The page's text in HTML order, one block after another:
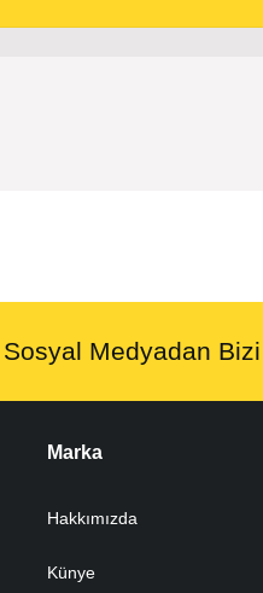
Sosyal Medyadan
Marka
Hakkımızda
Künye